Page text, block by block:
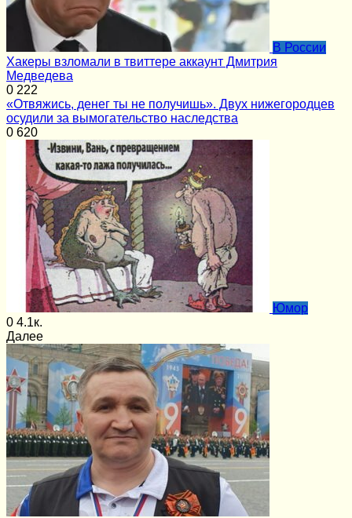
В России
Хакеры взломали в твиттере аккаунт Дмитрия
Медведева
0 222
«Отвяжись, денег ты не получишь». Двух нижегородцев
осудили за вымогательство наследства
0 620
Юмор
0 4.1к.
Далее